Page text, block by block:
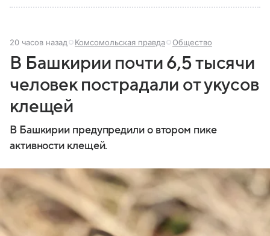
20 часов назад Комсомольская правда Общество
В Башкирии почти 6,5 тысячи
человек пострадали от укусов
клещей
В Башкирии предупредили о втором пике
активности клещей.